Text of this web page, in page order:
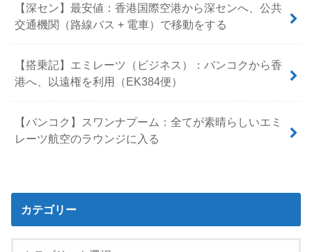
【深セン】最安値：香港国際空港から深センへ、公共
交通機関（路線バス + 電車）で移動をする
【搭乗記】エミレーツ（ビジネス）：バンコクから香
港へ、以遠権を利用（EK384便）
【バンコク】スワンナプーム：全てが素晴らしいエミ
レーツ航空のラウンジに入る
カテゴリー